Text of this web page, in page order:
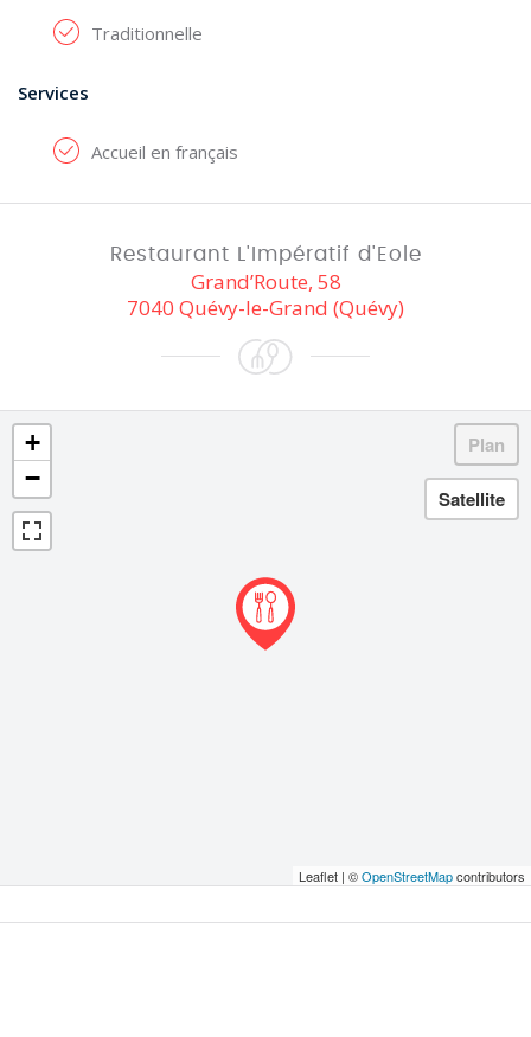
Traditionnelle
Services
Accueil en français
Restaurant L'Impératif d'Eole
Grand’Route, 58
7040 Quévy-le-Grand (Quévy)
+
−
Leaflet | ©OpenStreetMapcontributors